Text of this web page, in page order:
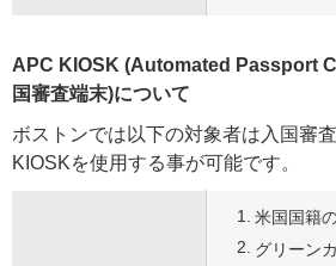
APC KIOSK (Automated Passport
国審査端末)について
ボストンでは以下の対象者は入国審
KIOSKを使用する事が可能です。
米国国籍
グリーン